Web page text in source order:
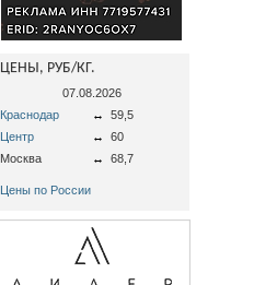
ЦЕНЫ, РУБ/КГ.
07.08.2026
Краснодар
↔
59,5
Центр
↔
60
Москва
↔ 68,7
Цены по России